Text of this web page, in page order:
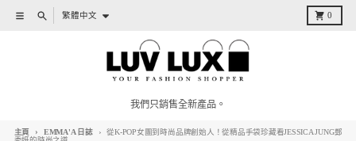
目錄 搜索 語言
繁體中文 0
購物車
我們只銷售全新產品。
主頁 EMMA'A 日誌
從K-POP女團到時尚品牌創始人！從精品手袋珍藏看JESSICA JUNG鄭